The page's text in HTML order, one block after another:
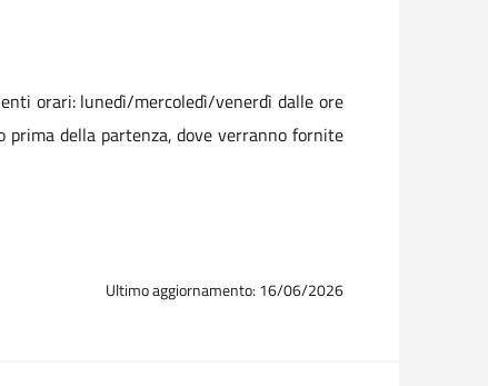
orari: lunedì/mercoledì/venerdì dalle ore
della partenza, dove verranno fornite
Ultimo aggiornamento: 16/06/2026